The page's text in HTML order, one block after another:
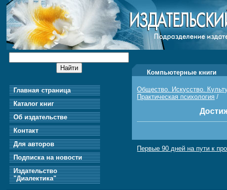
Главная страница
Каталог книг
Об издательстве
Контакт
Для авторов
Подписка на новости
Издательство
"Диалектика"
Компьютерные книги
Общество. Искусство.
Практическая психология /
Первые 90 дней на пути к